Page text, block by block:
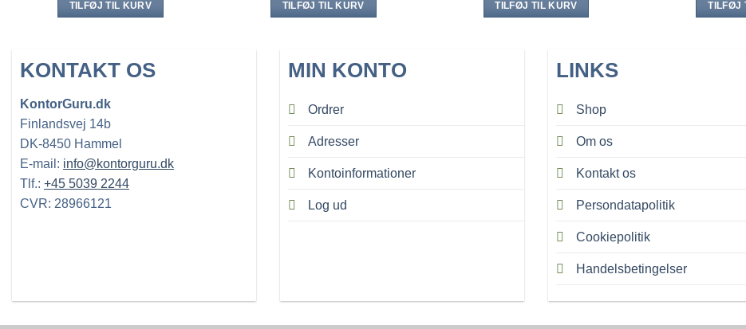
TILFØJ TIL KURV TILFØJ TIL KURV TILFØJ TIL KURV TILFØJ
KONTAKT OS
KontorGuru.dk
Finlandsvej 14b
DK-8450 Hammel
E-mail: info@kontorguru.dk
Tlf.: +45 5039 2244
CVR: 28966121
MIN KONTO
Ordrer
Adresser
Kontoinformationer
Log ud
LINKS
Shop
Om os
Kontakt os
Persondatapolitik
Cookiepolitik
Handelsbetingelser